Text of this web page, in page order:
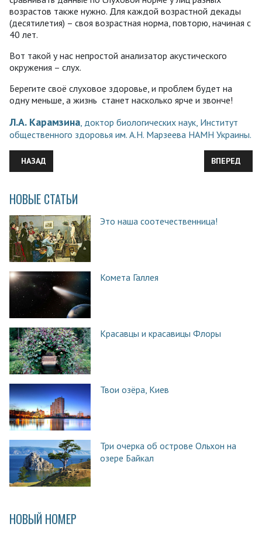
возрастов также нужно. Для каждой возрастной декады
(десятилетия) – своя возрастная норма, повторю, начиная с
40 лет.
Вот такой у нас непростой анализатор акустического
окружения – слух.
Берегите своё слуховое здоровье, и проблем будет на
одну меньше, а жизнь станет насколько ярче и звонче!
Л.А. Карамзина, доктор биологических наук, Институт
общественного здоровья им. А.Н. Марзеева НАМН Украины.
ПРЕДЫДУЩИЙ: ИСТОРИЯ ПОЛОЖИТЕЛЬНОГО ОПЫТА
НАЗАД ВПЕРЕД
НОВЫЕ СТАТЬИ
Это наша соотечественница!
Комета Галлея
Красавцы и красавицы Флоры
Твои озёра, Киев
Три очерка об острове Ольхон на
озере Байкал
НОВЫЙ НОМЕР